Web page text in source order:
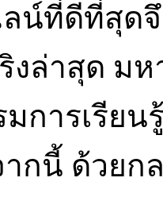
ลน์ที่ดีที่สุด
งล่าสุด ม
การเรีย
กนี้ ด้วยก